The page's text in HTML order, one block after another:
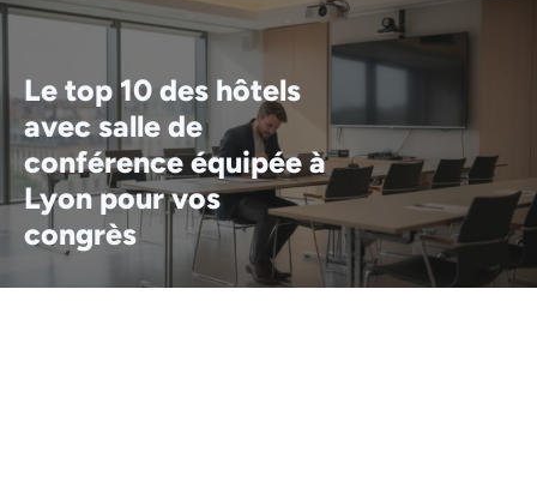
Le top 10 des hôtels
avec salle de
conférence équipée à
Lyon pour vos
congrès